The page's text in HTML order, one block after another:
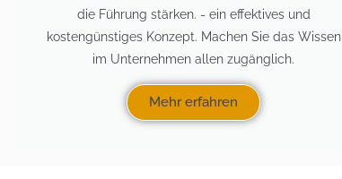
die Führung stärken. - ein effektives und
kostengünstiges Konzept. Machen Sie das Wissen
im Unternehmen allen zugänglich.
Mehr erfahren